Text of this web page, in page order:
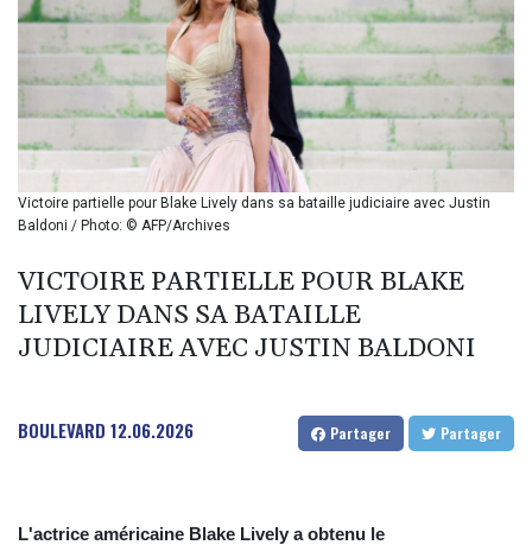
BIF 2993.650463
BOB 11.884005
BRL 5.105192
BSD 0.999879
BTN 95.145572
BWP 13.496235
BZD 2.010921
2259.999972
CLP 914.839994
CNY 6.74905
Victoire partielle pour Blake Lively dans sa bataille judiciaire avec Justin
Baldoni / Photo: © AFP/Archives
VICTOIRE PARTIELLE POUR BLAKE
LIVELY DANS SA BATAILLE
JUDICIAIRE AVEC JUSTIN BALDONI
BOULEVARD 12.06.2026 Partager Partager
L'actrice américaine Blake Lively a obtenu le